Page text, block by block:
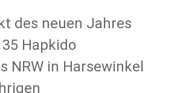
des neuen Jahres
Hapkido
NRW in Harsewinkel